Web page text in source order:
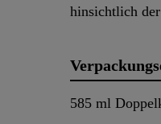
hinsichtlich
585 ml